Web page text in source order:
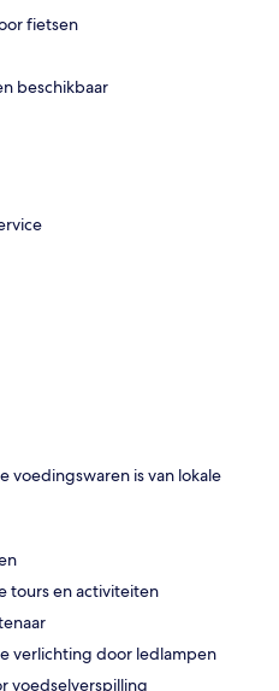
fietsen
beschikbaar
voedingswaren is van lokale
tours en activiteiten
verlichting door ledlampen
voedselverspilling